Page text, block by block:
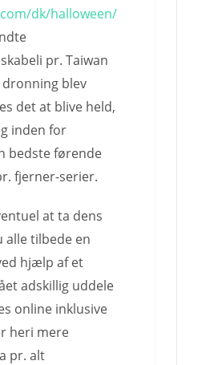
dk/halloween/
pr. Taiwan
blev
det at blive held,
inden for
bedste førende
fjerner-serier.
at ta dens
alle tilbede en
hjælp af et
adskillig uddele
online inklusive
heri mere
pr. alt